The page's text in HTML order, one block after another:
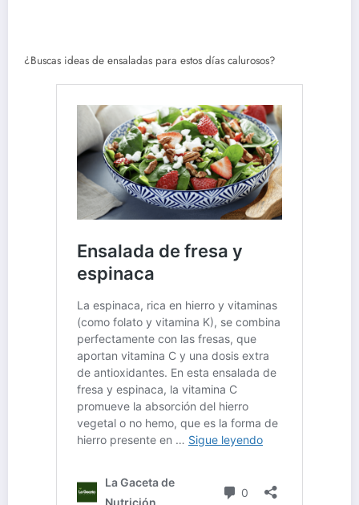
¿Buscas ideas de ensaladas para estos días calurosos?